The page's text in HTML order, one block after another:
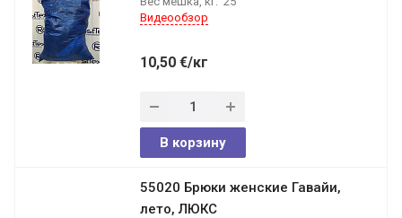
Видеообзор
10,50 €/кг
В корзину
55020 Брюки женские Гавайи,
лето, ЛЮКС